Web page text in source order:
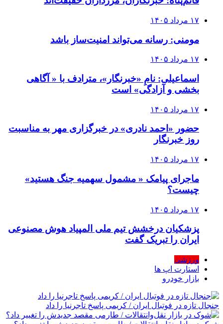
۱۷ مرداد ۱۴۰۵
مومنی: رسانه می‌تواند امنیت‌ساز باشد
۱۷ مرداد ۱۴۰۵
اسماعیلی: نامِ «خبرنگار»، مترادف با « آگاهی
بخشی و آزادگی» است
۱۷ مرداد ۱۴۰۵
حضور «احمد نادری» در خبرگزاری مهر به مناسبت
روز خبرنگار
۱۷ مرداد ۱۴۰۵
ماجرای پیامک « مشمول سهمیه جنگ هستید»
چیست؟
۱۷ مرداد ۱۴۰۵
پزشکیان درخشش تیم ملی المپیاد هوش مصنوعی
ایران را تبریک گفت
ورزشی
استارت اپ ها
بازار خودرو
جنجال تازه در فوتبال ایران / کریمی پاسخ تاجرنیا را داد